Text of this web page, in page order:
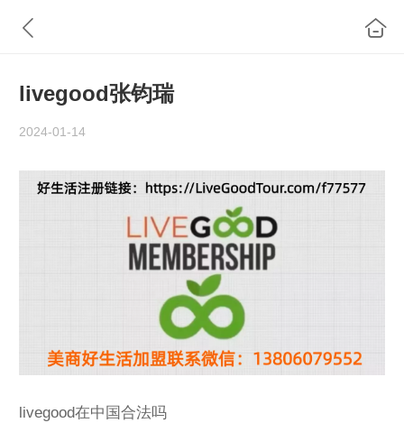
livegood张钧瑞
2024-01-14
livegood在中国合法吗